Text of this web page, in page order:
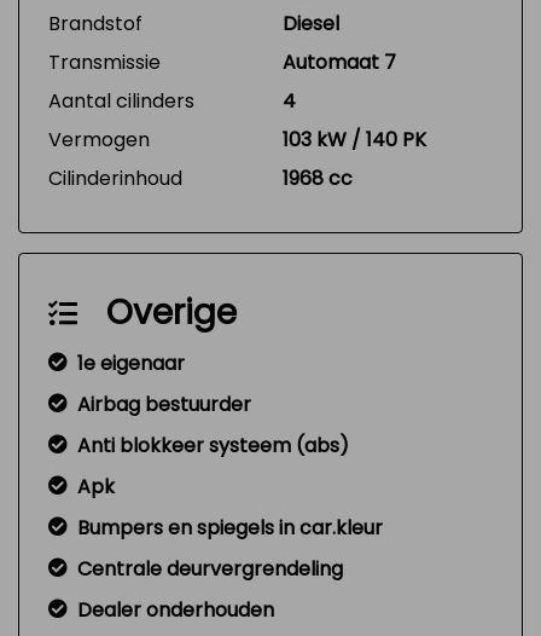
Brandstof
Diesel
Transmissie
Automaat 7
Aantal cilinders
4
Vermogen
103 kW / 140 PK
Cilinderinhoud
1968 cc
Overige
1e eigenaar
Airbag bestuurder
Anti blokkeer systeem (abs)
Apk
Bumpers en spiegels in car.kleur
Centrale deurvergrendeling
Dealer onderhouden